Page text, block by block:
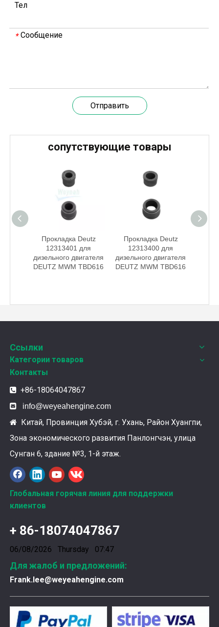
20 марта 2024 года технический директор
Ознакомление с подшипниками шатунных коленчатых валов Weyeah
Подшипники шатунных коленчатых валов Weyeah
Введена в эксплуатацию установка нового поколения на базе Jenbacher J624
Генераторная установка на природном газе,
Тел
* Сообщение
Отправить
сопутствующие товары
Прокладка Deutz
12313401 для
дизельного двигателя
DEUTZ MWM TBD616
Прокладка Deutz
12313400 для
дизельного двигателя
DEUTZ MWM TBD616
Ссылки
Категории товаров
Контакты
 +86-18064047867
 info@weyeahengine.com
 Китай, Провинция Хубэй, г. Ухань, Район Хуангпи,
Зона экономического развития Панлонгчэн, улица
Сунган 6, здание №3, 1-й этаж.
Глобальная горячая линия для поддержки
клиентов
+ 86-18074047867
06/08/2026 Thursday 07:47
Для жалоб и предложений:
Frank.lee@weyeahengine.com